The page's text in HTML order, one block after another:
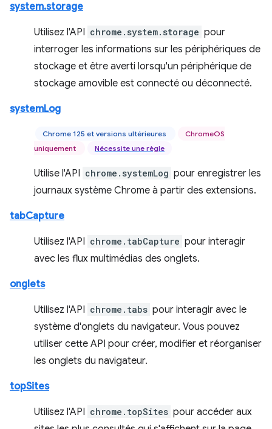
system.storage
Utilisez l'API chrome.system.storage pour
interroger les informations sur les périphériques de
stockage et être averti lorsqu'un périphérique de
stockage amovible est connecté ou déconnecté.
systemLog
Chrome 125 et versions ultérieures
ChromeOS
uniquement
Nécessite une règle
Utilise l'API chrome.systemLog pour enregistrer les
journaux système Chrome à partir des extensions.
tabCapture
Utilisez l'API chrome.tabCapture pour interagir
avec les flux multimédias des onglets.
onglets
Utilisez l'API chrome.tabs pour interagir avec le
système d'onglets du navigateur. Vous pouvez
utiliser cette API pour créer, modifier et réorganiser
les onglets du navigateur.
topSites
Utilisez l'API chrome.topSites pour accéder aux